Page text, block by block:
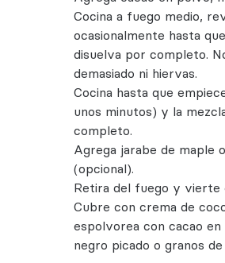
Cocina a fuego medio,
ocasionalmente hasta
disuelva por completo.
demasiado ni hiervas.
Cocina hasta que
unos minutos) y la
completo.
Agrega jarabe de maple
(opcional).
Retira del fuego y vierte
Cubre con crema de
espolvorea con cacao
negro picado o granos